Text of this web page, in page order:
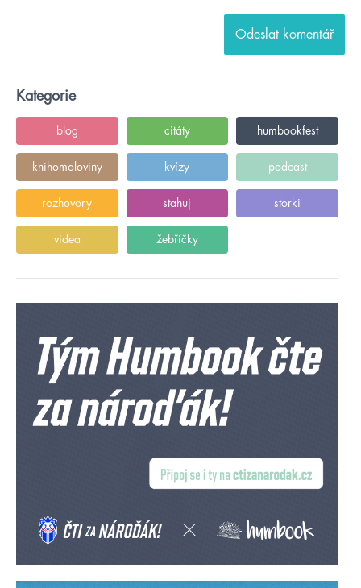
Kategorie
blog citáty humbookfest
knihomoloviny kvízy podcast
rozhovory stahuj storki
videa žebříčky